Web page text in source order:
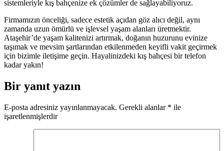
sistemleriyle kış bahçenize ek çözümler de sağlayabiliyoruz.
Firmamızın önceliği, sadece estetik açıdan göz alıcı değil, aynı
zamanda uzun ömürlü ve işlevsel yaşam alanları üretmektir.
Ataşehir’de yaşam kalitenizi artırmak, doğanın huzurunu evinize
taşımak ve mevsim şartlarından etkilenmeden keyifli vakit geçirmek
için bizimle iletişime geçin. Hayalinizdeki kış bahçesi bir telefon
kadar yakın!
Bir yanıt yazın
E-posta adresiniz yayınlanmayacak. Gerekli alanlar * ile
işaretlenmişlerdir